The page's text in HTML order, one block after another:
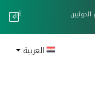
الحوثيين
العربية